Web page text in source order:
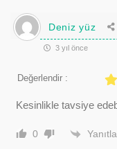
Deniz yüz
3 yıl önce
Değerlendir :
Kesinlikle tavsiye
0 Yanıtla